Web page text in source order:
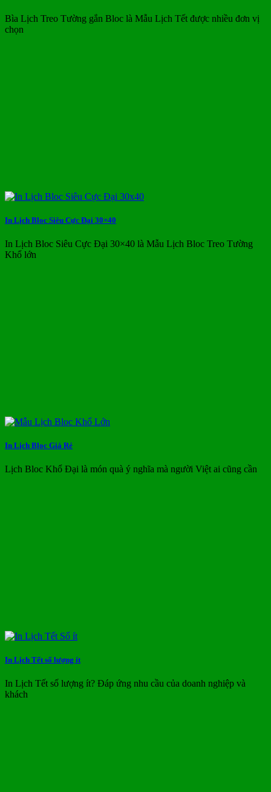
Bìa Lịch Treo Tường gắn Bloc là Mẫu Lịch Tết được nhiều đơn vị
chọn
In Lịch Bloc Siêu Cực Đại 30×40
In Lịch Bloc Siêu Cực Đại 30×40 là Mẫu Lịch Bloc Treo Tường
Khổ lớn
In Lịch Bloc Giá Rẻ
Lịch Bloc Khổ Đại là món quà ý nghĩa mà người Việt ai cũng cần
In Lịch Tết số lượng ít
In Lịch Tết số lượng ít? Đáp ứng nhu cầu của doanh nghiệp và
khách